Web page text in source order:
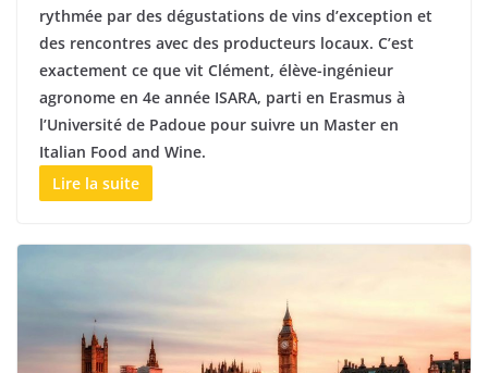
rythmée par des dégustations de vins d’exception et
des rencontres avec des producteurs locaux. C’est
exactement ce que vit Clément, élève-ingénieur
agronome en 4e année ISARA, parti en Erasmus à
l’Université de Padoue pour suivre un Master en
Italian Food and Wine.
Lire la suite